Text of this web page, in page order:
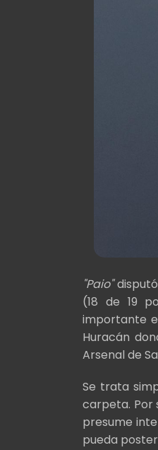
"Paio"
(18 de 19
importante
Huracán
Arsenal de
Se trata
carpeta. Por
presume
pueda